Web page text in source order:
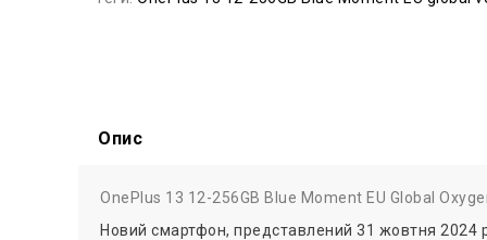
Опис
OnePlus 13 12-256GB Blue Moment EU Global
Новий смартфон, представлений 31 жовтня 2024